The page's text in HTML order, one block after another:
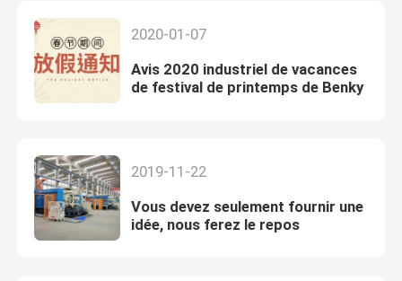
2020-01-07
Avis 2020 industriel de vacances
de festival de printemps de Benky
2019-11-22
Vous devez seulement fournir une
idée, nous ferez le repos